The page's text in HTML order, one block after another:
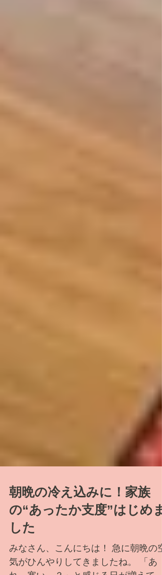
朝晩の冷え込みに！家族
の“あったか支度”はじめま
した
みなさん、こんにちは！ 急に朝晩の空